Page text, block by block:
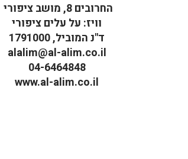
החרובים 8, מושב ציפורי
וויז: על עלים ציפורי
ד"נ המוביל, 1791000
alalim@al-alim.co.il
04-6464848
www.al-alim.co.il